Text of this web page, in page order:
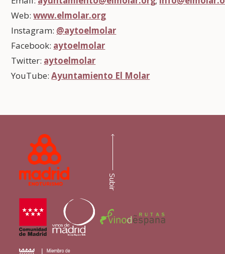
Web:www.elmolar.org
Instagram: @aytoelmolar
Facebook: aytoelmolar
Twitter: aytoelmolar
YouTube:Ayuntamiento El Molar
Subir